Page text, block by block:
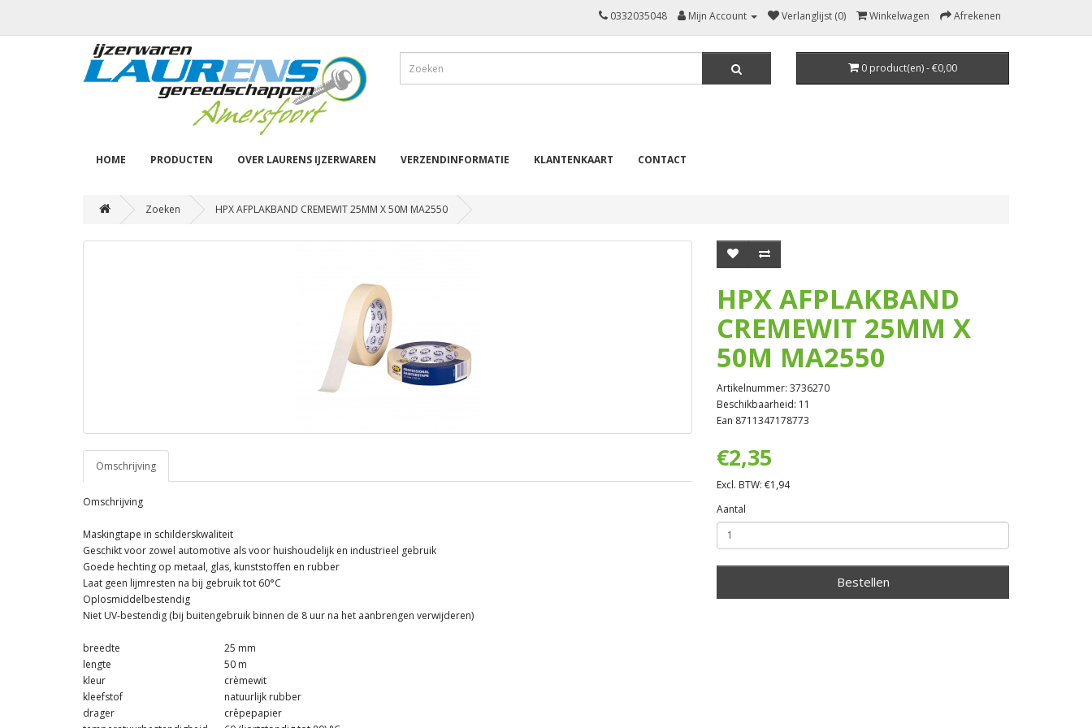
0332035048 Mijn Account Verlanglijst (0) Winkelwagen Afrekenen
0 product(en) - €0,00
HOME PRODUCTEN OVER LAURENS IJZERWAREN VERZENDINFORMATIE KLANTENKAART CONTACT
Zoeken HPX AFPLAKBAND CREMEWIT 25MM X 50M MA2550
Omschrijving
Omschrijving
Maskingtape in schilderskwaliteit
Geschikt voor zowel automotive als voor huishoudelijk en industrieel gebruik
Goede hechting op metaal, glas, kunststoffen en rubber
Laat geen lijmresten na bij gebruik tot 60°C
Oplosmiddelbestendig
Niet UV-bestendig (bij buitengebruik binnen de 8 uur na het aanbrengen verwijderen)
breedte
25 mm
lengte
50 m
kleur
crèmewit
kleefstof
natuurlijk rubber
drager
crêpepapier
HPX AFPLAKBAND
CREMEWIT 25MM X
50M MA2550
Artikelnummer: 3736270
Beschikbaarheid: 11
Ean 8711347178773
€2,35
Excl. BTW: €1,94
Aantal
Bestellen